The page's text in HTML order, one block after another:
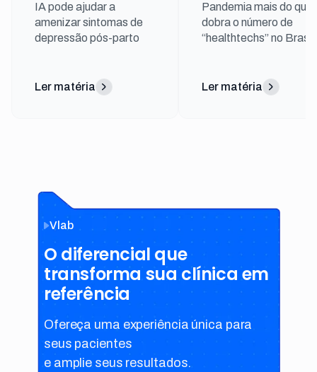
IA pode ajudar a
amenizar sintomas de
depressão pós-parto
Ler matéria
Pandemia mais do que
dobra o número de
“healthtechs” no Brasil
Ler matéria
Vlab
O diferencial que
transforma sua clínica em
referência
Ofereça uma experiência única para
seus pacientes
e amplie seus resultados.